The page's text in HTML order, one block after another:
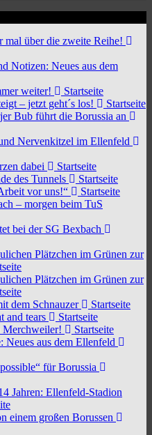
mal über die zweite Reihe!
Notizen: Neues aus dem
weiter!
Startseite
– jetzt geht´s los!
Startseite
Bub führt die Borussia an
Nervenkitzel im Ellenfeld
dabei
Startseite
des Tunnels
Startseite
vor uns!“
Startseite
– morgen beim TuS
bei der SG Bexbach
Plätzchen im Grünen zur
Plätzchen im Grünen zur
dem Schnauzer
Startseite
and tears
Startseite
Merchweiler!
Startseite
Neues aus dem Ellenfeld
für Borussia
Jahren: Ellenfeld-Stadion
einem großen Borussen